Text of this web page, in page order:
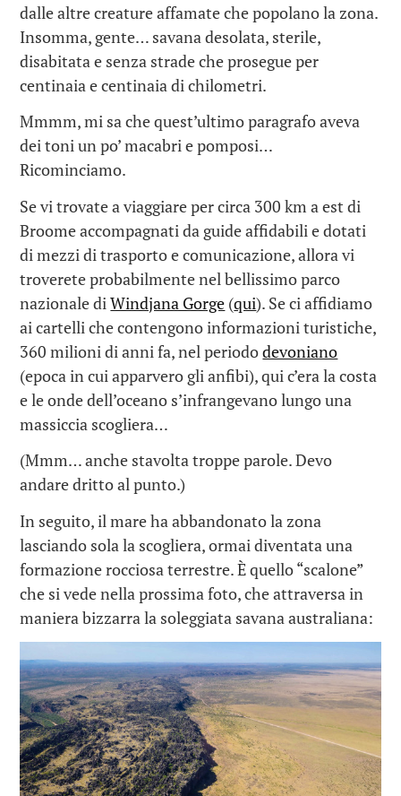
dalle altre creature affamate che popolano la zona.
Insomma, gente… savana desolata, sterile,
disabitata e senza strade che prosegue per
centinaia e centinaia di chilometri.
Mmmm, mi sa che quest’ultimo paragrafo aveva
dei toni un po’ macabri e pomposi…
Ricominciamo.
Se vi trovate a viaggiare per circa 300 km a est di
Broome accompagnati da guide affidabili e dotati
di mezzi di trasporto e comunicazione, allora vi
troverete probabilmente nel bellissimo parco
nazionale diWindjana Gorge (qui). Se ci affidiamo
ai cartelli che contengono informazioni turistiche,
360 milioni di anni fa, nel periododevoniano
(epoca in cui apparvero gli anfibi), qui c’era la costa
e le onde dell’oceano s’infrangevano lungo una
massiccia scogliera…
(Mmm… anche stavolta troppe parole. Devo
andare dritto al punto.)
In seguito, il mare ha abbandonato la zona
lasciando sola la scogliera, ormai diventata una
formazione rocciosa terrestre. È quello “scalone”
che si vede nella prossima foto, che attraversa in
maniera bizzarra la soleggiata savana australiana: